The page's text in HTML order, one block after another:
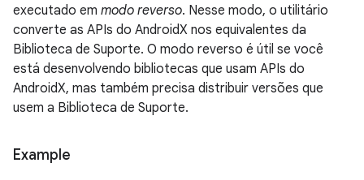
executado em modo reverso. Nesse modo, o utilitário
converte as APIs do AndroidX nos equivalentes da
Biblioteca de Suporte. O modo reverso é útil se você
está desenvolvendo bibliotecas que usam APIs do
AndroidX, mas também precisa distribuir versões que
usem a Biblioteca de Suporte.
Example